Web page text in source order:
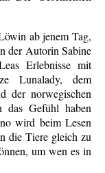
ab jenem Tag,
der Autorin Sabine
Erlebnisse mit
Lunalady, dem
der norwegischen
das Gefühl haben
wird beim Lesen
die Tiere gleich zu
um wen es in